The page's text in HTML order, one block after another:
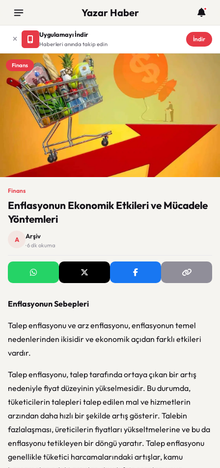
Yazar Haber
Uygulamayı İndir
Haberleri anında takip edin
İndir
Finans
Finans
Enflasyonun Ekonomik Etkileri ve Mücadele
Yöntemleri
A Arşiv
· 6 dk okuma
Enflasyonun Sebepleri
Talep enflasyonu ve arz enflasyonu, enflasyonun temel
nedenlerinden ikisidir ve ekonomik açıdan farklı etkileri
vardır.
Talep enflasyonu, talep tarafında ortaya çıkan bir artış
nedeniyle fiyat düzeyinin yükselmesidir. Bu durumda,
tüketicilerin talepleri talep edilen mal ve hizmetlerin
arzından daha hızlı bir şekilde artış gösterir. Talebin
fazlalaşması, üreticilerin fiyatları yükseltmelerine ve bu da
enflasyonu tetikleyen bir döngü yaratır. Talep enflasyonu
genellikle tüketici harcamalarındaki artışlar, kamu